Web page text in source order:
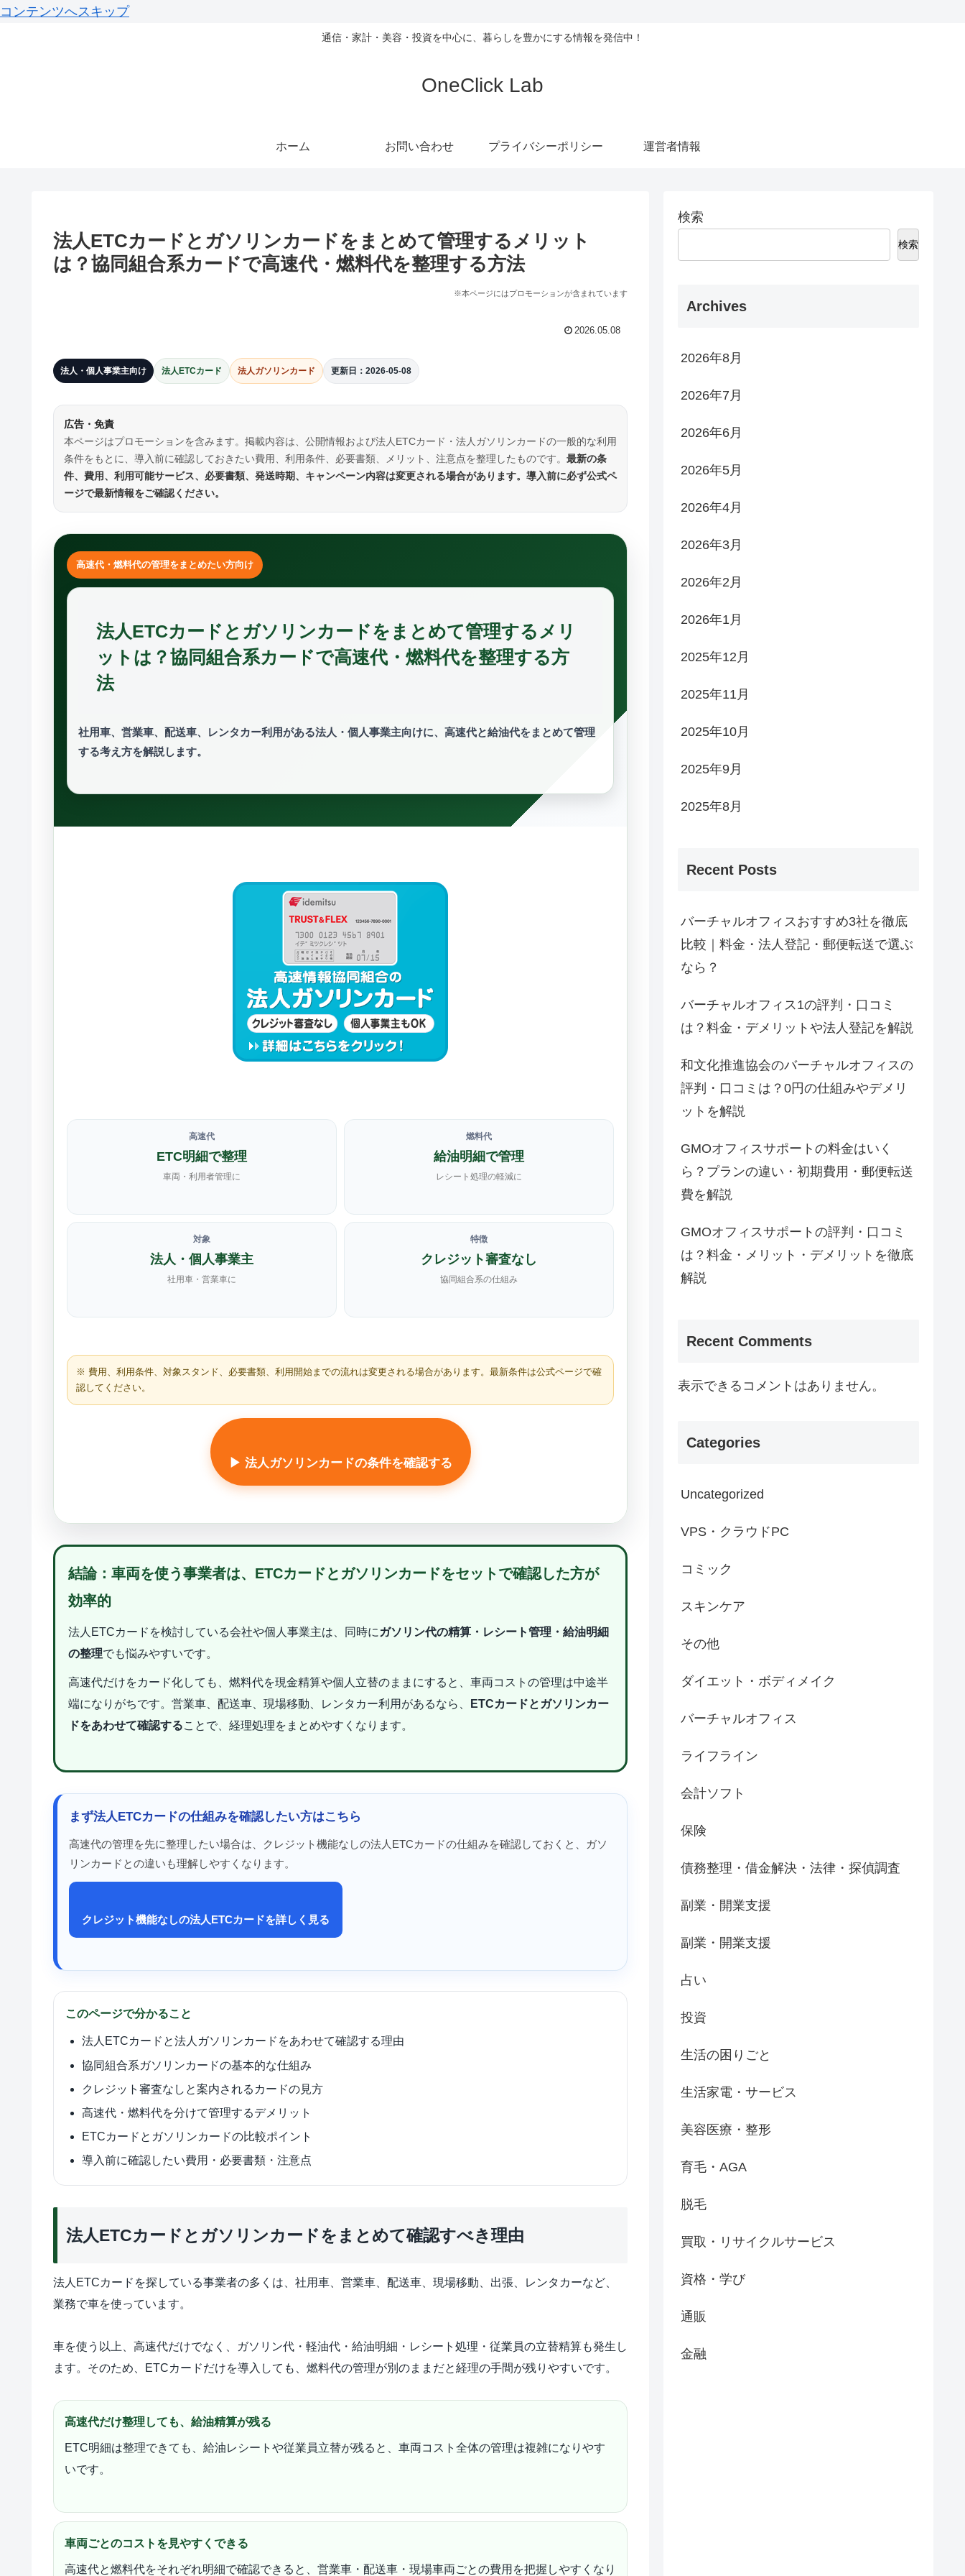
コンテンツへスキップ
通信・家計・美容・投資を中心に、暮らしを豊かにする情報を発信中！
OneClick Lab
ホーム お問い合わせ プライバシーポリシー 運営者情報
法人ETCカードとガソリンカードをまとめて管理するメリット
は？協同組合系カードで高速代・燃料代を整理する方法
※本ページにはプロモーションが含まれています
2026.05.08
法人・個人事業主向け 法人ETCカード 法人ガソリンカード 更新日：2026-05-08
広告・免責
本ページはプロモーションを含みます。掲載内容は、公開情報および法人ETCカード・法人ガソリンカードの一般的な利用
条件をもとに、導入前に確認しておきたい費用、利用条件、必要書類、メリット、注意点を整理したものです。 最新の条
件、費用、利用可能サービス、必要書類、発送時期、キャンペーン内容は変更される場合があります。導入前に必ず公式ペ
ージで最新情報をご確認ください。
高速代・燃料代の管理をまとめたい方向け
法人ETCカードとガソリンカードをまとめて管理するメリ
ットは？協同組合系カードで高速代・燃料代を整理する方
法
社用車、営業車、配送車、レンタカー利用がある法人・個人事業主向けに、高速代と給油代をまとめて管理
する考え方を解説します。
高速代
ETC明細で整理
車両・利用者管理に
燃料代
給油明細で管理
レシート処理の軽減に
対象
法人・個人事業主
社用車・営業車に
特徴
クレジット審査なし
協同組合系の仕組み
※ 費用、利用条件、対象スタンド、必要書類、利用開始までの流れは変更される場合があります。最新条件は公式ページで確
認してください。
▶ 法人ガソリンカードの条件を確認する
結論：車両を使う事業者は、ETCカードとガソリンカードをセットで確認した方が
効率的
法人ETCカードを検討している会社や個人事業主は、同時に ガソリン代の精算・レシート管理・給油明細
の整理でも悩みやすいです。
高速代だけをカード化しても、燃料代を現金精算や個人立替のままにすると、車両コストの管理は中途半
端になりがちです。営業車、配送車、現場移動、レンタカー利用があるなら、
ETCカードとガソリンカー
ドをあわせて確認することで、経理処理をまとめやすくなります。
まず法人ETCカードの仕組みを確認したい方はこちら
高速代の管理を先に整理したい場合は、クレジット機能なしの法人ETCカードの仕組みを確認しておくと、ガソ
リンカードとの違いも理解しやすくなります。
クレジット機能なしの法人ETCカードを詳しく見る
このページで分かること
法人ETCカードと法人ガソリンカードをあわせて確認する理由
協同組合系ガソリンカードの基本的な仕組み
クレジット審査なしと案内されるカードの見方
高速代・燃料代を分けて管理するデメリット
ETCカードとガソリンカードの比較ポイント
導入前に確認したい費用・必要書類・注意点
法人ETCカードとガソリンカードをまとめて確認すべき理由
法人ETCカードを探している事業者の多くは、社用車、営業車、配送車、現場移動、出張、レンタカーなど、
業務で車を使っています。
車を使う以上、高速代だけでなく、ガソリン代・軽油代・給油明細・レシート処理・従業員の立替精算も発生し
ます。そのため、ETCカードだけを導入しても、燃料代の管理が別のままだと経理の手間が残りやすいです。
高速代だけ整理しても、給油精算が残る
ETC明細は整理できても、給油レシートや従業員立替が残ると、車両コスト全体の管理は複雑になりやす
いです。
車両ごとのコストを見やすくできる
高速代と燃料代をそれぞれ明細で確認できると、営業車・配送車・現場車両ごとの費用を把握しやすくなり
検索
検索
Archives
2026年8月
2026年7月
2026年6月
2026年5月
2026年4月
2026年3月
2026年2月
2026年1月
2025年12月
2025年11月
2025年10月
2025年9月
2025年8月
Recent Posts
バーチャルオフィスおすすめ3社を徹底
比較｜料金・法人登記・郵便転送で選ぶ
なら？
バーチャルオフィス1の評判・口コミ
は？料金・デメリットや法人登記を解説
和文化推進協会のバーチャルオフィスの
評判・口コミは？0円の仕組みやデメリ
ットを解説
GMOオフィスサポートの料金はいく
ら？プランの違い・初期費用・郵便転送
費を解説
GMOオフィスサポートの評判・口コミ
は？料金・メリット・デメリットを徹底
解説
Recent Comments
表示できるコメントはありません。
Categories
Uncategorized
VPS・クラウドPC
コミック
スキンケア
その他
ダイエット・ボディメイク
バーチャルオフィス
ライフライン
会計ソフト
保険
債務整理・借金解決・法律・探偵調査
副業・開業支援
副業・開業支援
占い
投資
生活の困りごと
生活家電・サービス
美容医療・整形
育毛・AGA
脱毛
買取・リサイクルサービス
資格・学び
通販
金融